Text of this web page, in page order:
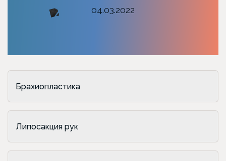
04.03.2022
Брахиопластика
Липосакция рук